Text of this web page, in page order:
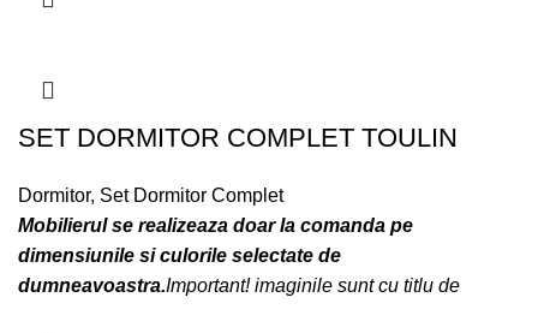
SET DORMITOR COMPLET TOULIN
Dormitor, Set Dormitor Complet
Mobilierul se realizeaza doar la comanda pe
dimensiunile si culorile selectate de
dumneavoastra.Important! imaginile sunt cu titlu de